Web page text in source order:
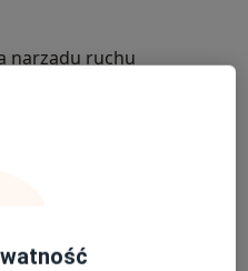
narządu ruchu